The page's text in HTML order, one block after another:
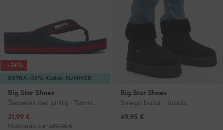
EXTRA -35% Kodas: SUMMER
-24%
Big Star Shoes
Šlepetės per pirštą · Tamsiai mėlyna
Dabartinė kaina
21,99 €
Mažiausia kaina29,00 €
Big Star Shoes
Sniego batai · Juoda
49,95 €